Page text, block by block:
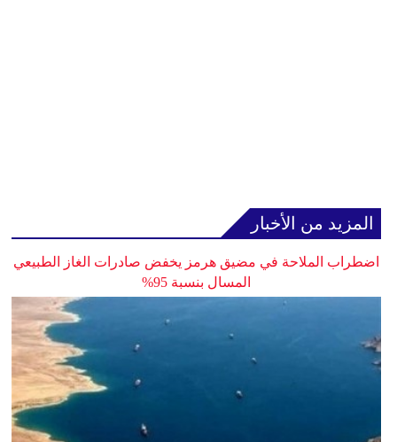
المزيد من الأخبار
اضطراب الملاحة في مضيق هرمز يخفض صادرات الغاز الطبيعي
المسال بنسبة 95%